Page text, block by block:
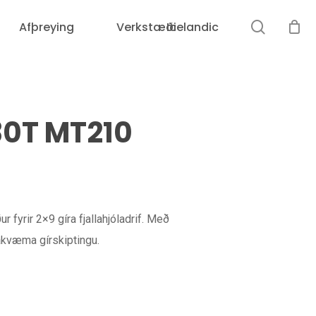
Afþreying VerkstæðiIcelandic
MT210
fyrir 2×9 gíra fjallahjóladrif. Með
gírskiptingu.